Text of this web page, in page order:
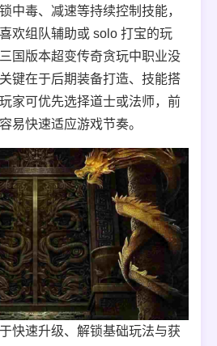
中毒、减速等持续控制技能，
欢组队辅助或 solo 打宝的玩
国版本超变传奇贪玩中职业没
键在于后期装备打造、技能搭
家可优先选择道士或法师，前
易快速适应游戏节奏。
快速升级、解锁基础玩法与获